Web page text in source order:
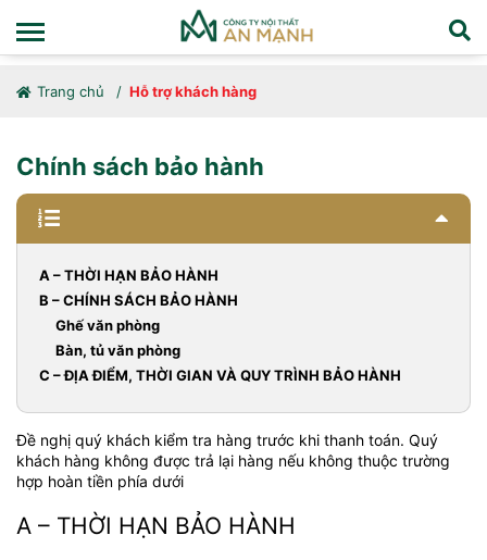
Trang chủ Hỗ trợ khách hàng
Chính sách bảo hành
A – THỜI HẠN BẢO HÀNH
B – CHÍNH SÁCH BẢO HÀNH
Ghế văn phòng
Bàn, tủ văn phòng
C – ĐỊA ĐIỂM, THỜI GIAN VÀ QUY TRÌNH BẢO HÀNH
Đề nghị quý khách kiểm tra hàng trước khi thanh toán. Quý
khách hàng không được trả lại hàng nếu không thuộc trường
hợp hoàn tiền phía dưới
A – THỜI HẠN BẢO HÀNH